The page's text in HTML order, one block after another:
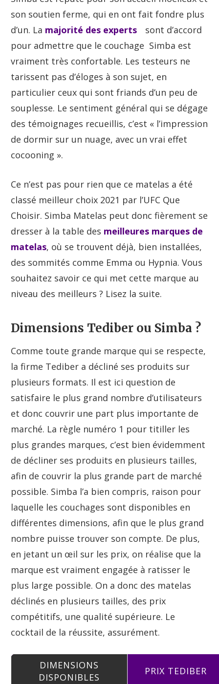
son soutien ferme, qui en ont fait fondre plus
d’un. La majorité des experts
sont d’accord
pour admettre que le couchage Simba est
vraiment très confortable. Les testeurs ne
tarissent pas d’éloges à son sujet, en
particulier ceux qui sont friands d’un peu de
souplesse. Le sentiment général qui se dégage
des témoignages recueillis, c’est « l’impression
de dormir sur un nuage, avec un vrai effet
cocooning ».
Ce n’est pas pour rien que ce matelas a été
classé meilleur choix 2021 par l’UFC Que
Choisir. Simba Matelas peut donc fièrement se
dresser à la table des meilleures marques de
matelas, où se trouvent déjà, bien installées,
des sommités comme Emma ou Hypnia. Vous
souhaitez savoir ce qui met cette marque au
niveau des meilleurs ? Lisez la suite.
Dimensions Tediber ou Simba ?
Comme toute grande marque qui se respecte,
la firme Tediber a décliné ses produits sur
plusieurs formats. Il est ici question de
satisfaire le plus grand nombre d’utilisateurs
et donc couvrir une part plus importante de
marché. La règle numéro 1 pour titiller les
plus grandes marques, c’est bien évidemment
de décliner ses produits en plusieurs tailles,
afin de couvrir la plus grande part de marché
possible. Simba l’a bien compris, raison pour
laquelle les couchages sont disponibles en
différentes dimensions, afin que le plus grand
nombre puisse trouver son compte. De plus,
en jetant un œil sur les prix, on réalise que la
marque est vraiment engagée à ratisser le
plus large possible. On a donc des matelas
déclinés en plusieurs tailles, des prix
compétitifs, une qualité supérieure. Le
cocktail de la réussite, assurément.
DIMENSIONS
DISPONIBLES
PRIX TEDIBER